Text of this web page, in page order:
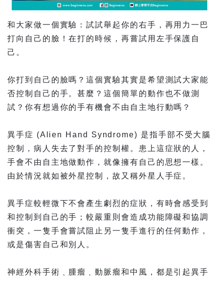
和大家做一個實驗：試試舉起你的右手，再用力一巴
打向自己的臉！在打的時候，再嘗試用左手保護自
己。
你打到自己的臉嗎？這個實驗其實是希望測試大家能
否控制自己的手。甚麼？這個簡單的動作也不做測
試？你有想過你的手有機會不由自主地行動嗎？
異手症 (Alien Hand Syndrome) 是指手部不受大腦
控制，病人失去了對手的控制權。患上這症狀的人，
手會不由自主地做動作，就像擁有自己的思想一樣。
由於情況就如被外星控制，故又稱外星人手症。
異手症較輕微下不會產生劇烈的症狀，有時會感受到
和控制到自己的手；較嚴重則會造成功能障礙和協調
衝突，一隻手會嘗試阻止另一隻手進行的任何動作，
或是傷害自己和別人。
神經外科手術﹑腫瘤﹑動脈瘤和中風，都是引起異手